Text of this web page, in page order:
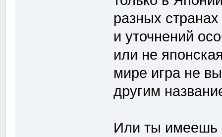
разных
и уточнений
или не
мире игра не
другим
Или ты имеешь